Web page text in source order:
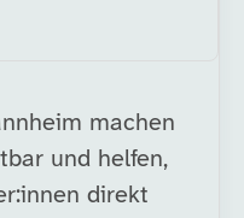
machen
und helfen,
direkt